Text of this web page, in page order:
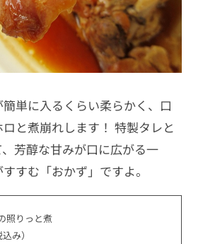
単に入るくらい柔らかく、口
と煮崩れします！ 特製タレと
、芳醇な甘みが口に広がる一
すむ「おかず」ですよ。
照りっと煮
み）